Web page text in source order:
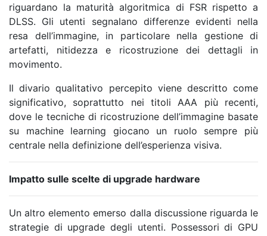
riguardano la maturità algoritmica di FSR rispetto a
DLSS. Gli utenti segnalano differenze evidenti nella
resa dell’immagine, in particolare nella gestione di
artefatti, nitidezza e ricostruzione dei dettagli in
movimento.
Il divario qualitativo percepito viene descritto come
significativo, soprattutto nei titoli AAA più recenti,
dove le tecniche di ricostruzione dell’immagine basate
su machine learning giocano un ruolo sempre più
centrale nella definizione dell’esperienza visiva.
Impatto sulle scelte di upgrade hardware
Un altro elemento emerso dalla discussione riguarda le
strategie di upgrade degli utenti. Possessori di GPU